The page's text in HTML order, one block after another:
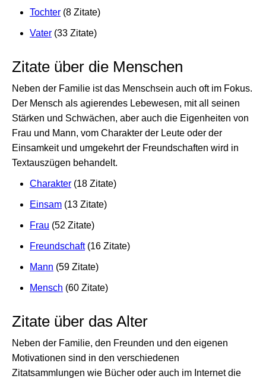
Tochter (8 Zitate)
Vater (33 Zitate)
Zitate über die Menschen
Neben der Familie ist das Menschsein auch oft im Fokus.
Der Mensch als agierendes Lebewesen, mit all seinen
Stärken und Schwächen, aber auch die Eigenheiten von
Frau und Mann, vom Charakter der Leute oder der
Einsamkeit und umgekehrt der Freundschaften wird in
Textauszügen behandelt.
Charakter (18 Zitate)
Einsam (13 Zitate)
Frau (52 Zitate)
Freundschaft(16 Zitate)
Mann (59 Zitate)
Mensch (60 Zitate)
Zitate über das Alter
Neben der Familie, den Freunden und den eigenen
Motivationen sind in den verschiedenen
Zitatsammlungen wie Bücher oder auch im Internet die